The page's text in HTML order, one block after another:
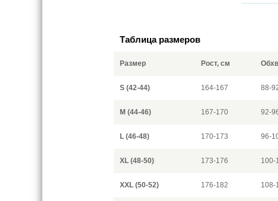
Таблица размеров
Размер Рост, см
S (42-44) 164-167 88-
M (44-46) 167-170 92-
L (46-48) 170-173 96-
XL (48-50) 173-176 100-
XXL (50-52) 176-182 108-